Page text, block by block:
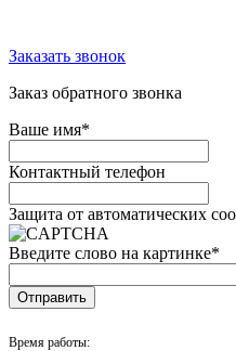
Заказать звонок
Заказ обратного звонка
Ваше имя*
Контактный телефон
Защита от автоматических
Введите слово на картинке*
Время работы: